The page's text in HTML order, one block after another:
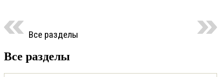
Все разделы
Все разделы